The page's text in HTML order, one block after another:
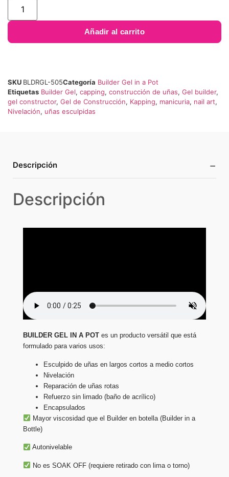
Añadir al carrito
SKU BLDRGL-505Categoría Builder Gel in a Pot
Etiquetas Builder Gel, capping, construcción de uñas, Gel builder,
gel constructor, Gel de Construcción, Kapping, manicuria, nail art,
Nivelación, uñas esculpidas
Descripción −
Descripción
BUILDER GEL IN A POT es un producto versátil que está
formulado para varios usos:
Esculpido de uñas en largos cortos a medio cortos
Nivelación
Reparación de uñas rotas
Refuerzo sin limado (baño de acrílico)
Encapsulados
Mayor viscosidad que el Builder en botella (Builder in a
Bottle)
Autonivelable
No es SOAK OFF (requiere retirado con lima o torno)